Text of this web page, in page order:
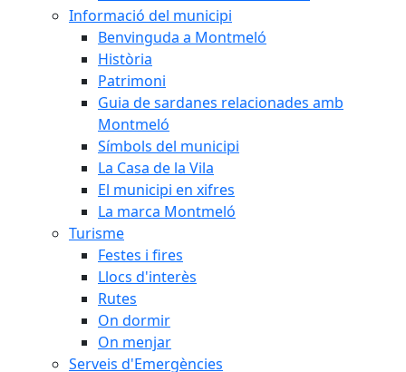
Informació del municipi
Benvinguda a Montmeló
Història
Patrimoni
Guia de sardanes relacionades amb
Montmeló
Símbols del municipi
La Casa de la Vila
El municipi en xifres
La marca Montmeló
Turisme
Festes i fires
Llocs d'interès
Rutes
On dormir
On menjar
Serveis d'Emergències